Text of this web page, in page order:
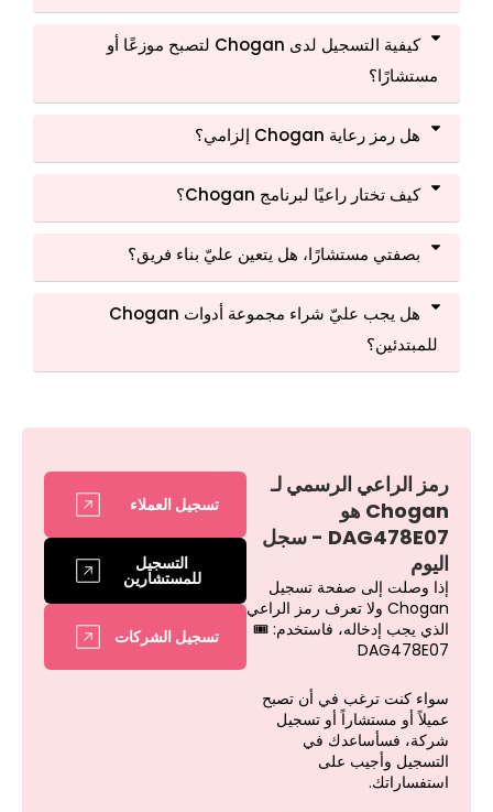
كيفية التسجيل لدى Chogan لتصبح موزعًا أو
مستشارًا؟
هل رمز رعاية Chogan إلزامي؟
كيف تختار راعيًا لبرنامج Chogan؟
بصفتي مستشارًا، هل يتعين عليّ بناء فريق؟
هل يجب عليّ شراء مجموعة أدوات Chogan
للمبتدئين؟
رمز الراعي الرسمي لـ
Chogan هو
DAG478E07 - سجل
اليوم
إذا وصلت إلى صفحة تسجيل
Chogan ولا تعرف رمز الراعي
الذي يجب إدخاله، فاستخدم: 🎟
DAG478E07
سواء كنت ترغب في أن تصبح
عميلاً أو مستشاراً أو تسجيل
شركة، فسأساعدك في
التسجيل وأجيب على
استفساراتك.
تسجيل العملاء
التسجيل
للمستشارين
تسجيل الشركات